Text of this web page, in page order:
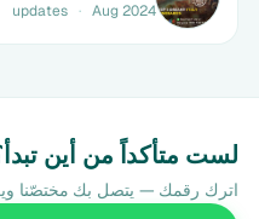
updates · Aug 2024
لست متأكداً من أين
اترك رقمك — يتصل بك مختصّنا